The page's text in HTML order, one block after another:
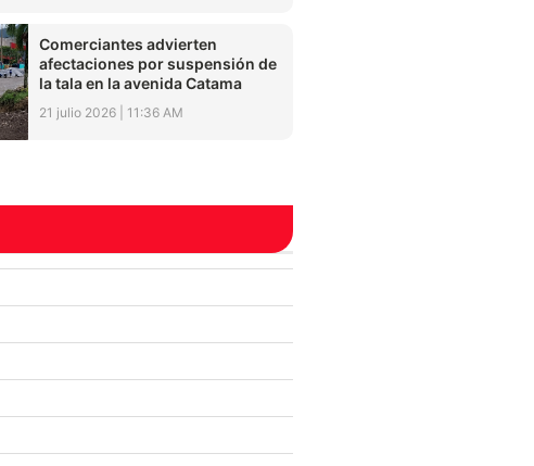
Comerciantes advierten
afectaciones por suspensión de
la tala en la avenida Catama
21 julio 2026 11:36 AM